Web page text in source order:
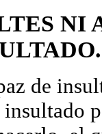
NI
de
insultado